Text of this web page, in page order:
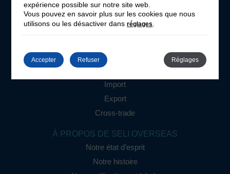
Door to door
Déménagements
Import
Export
Cross-trade
À PROPOS DE SELI OVERSEAS
Notre état d’esprit
Notre histoire
expérience possible sur notre site web.
Vous pouvez en savoir plus sur les cookies que nous
utilisons ou les désactiver dansréglages
Accepter Réglages
Refuser